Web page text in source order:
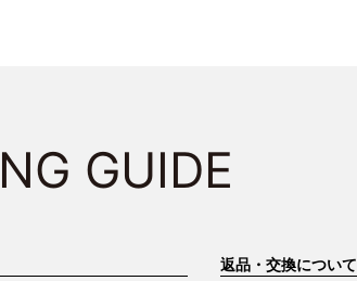
GUIDE
返品・交換について